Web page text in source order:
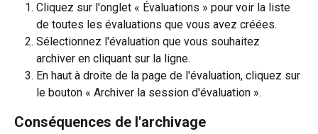
Cliquez sur l'onglet « Évaluations » pour voir la liste
de toutes les évaluations que vous avez créées.
Sélectionnez l'évaluation que vous souhaitez
archiver en cliquant sur la ligne.
En haut à droite de la page de l'évaluation, cliquez sur
le bouton « Archiver la session d'évaluation ».
Conséquences de l'archivage